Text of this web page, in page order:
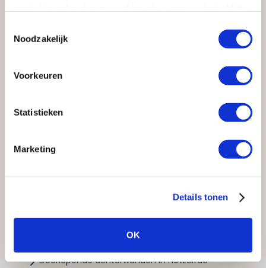
Noodzakelijk
Voorkeuren
Statistieken
Marketing
Details tonen
OK
Statement werkbladen als
blikvanger
Het werkblad wordt in de keukentrends 2026 steeds
vaker het middelpunt van het ontwerp. Denk aan:
Keramiek met opvallende aderstructuren
Quartzite of marmerlook
Doorlopende achterwanden in hetzelfde